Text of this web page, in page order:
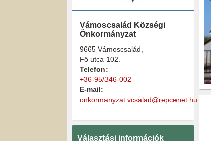
Vámoscsalád Községi
Önkormányzat
9665 Vámoscsalád,
Fő utca 102.
Telefon:
+36-95/346-002
E-mail:
onkormanyzat.vcsalad@repcenet.hu
Választási információk